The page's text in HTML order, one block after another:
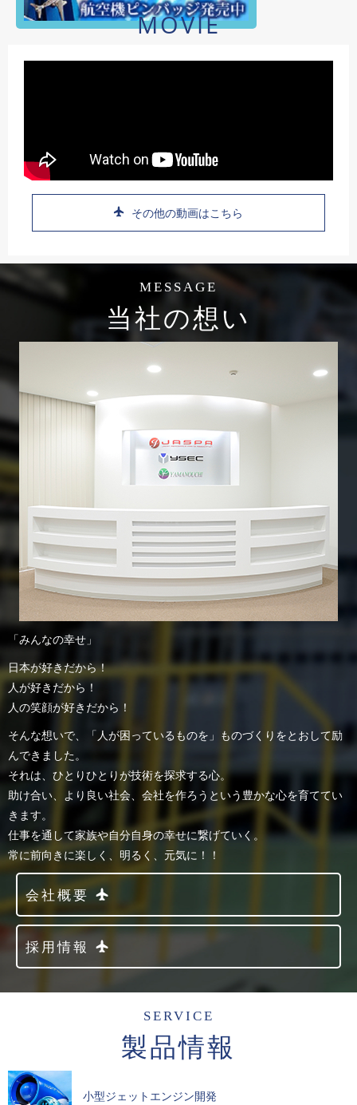
MOVIE
その他の動画はこちら
MESSAGE
当社の想い
「みんなの幸せ」
日本が好きだから！
人が好きだから！
人の笑顔が好きだから！
そんな想いで、「人が困っているものを」ものづくりをとおして励
んできました。
それは、ひとりひとりが技術を探求する心。
助け合い、より良い社会、会社を作ろうという豊かな心を育ててい
きます。
仕事を通して家族や自分自身の幸せに繋げていく。
常に前向きに楽しく、明るく、元気に！！
会社概要
採用情報
SERVICE
製品情報
小型ジェットエンジン開発